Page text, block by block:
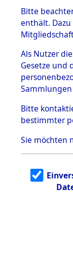
BESTÄNDE
1.
mente
5.
5.3
5.3.1
zu
en
5.3.2
g
5.3.3
Bitte
enthält.
Als Nutzer
Gesetze und
Bitte
bestimmter
Sie möchten